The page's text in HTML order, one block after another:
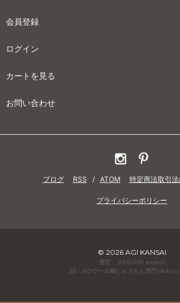
会員登録
ログイン
カートを見る
お問い合わせ
ブログ RSS / ATOM 特定商法取引
プライバシーポリシー
© 2026 AGI KANSAI
運営： AKIGAMI project
(旧：AGIウール織じゅうたん専門Webシ